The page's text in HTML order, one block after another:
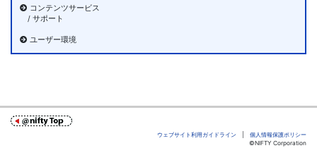
コンテンツサービス
/ サポート
ユーザー環境
ウェブサイト利用ガイドライン
個人情報保護ポリシー
©NIFTY Corporation